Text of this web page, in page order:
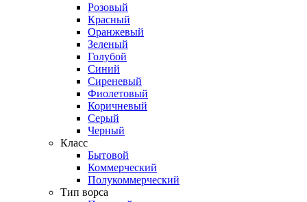
Розовый
Красный
Оранжевый
Зеленый
Голубой
Синий
Сиреневый
Фиолетовый
Коричневый
Серый
Черный
Класс
Бытовой
Коммерческий
Полукоммерческий
Тип ворса